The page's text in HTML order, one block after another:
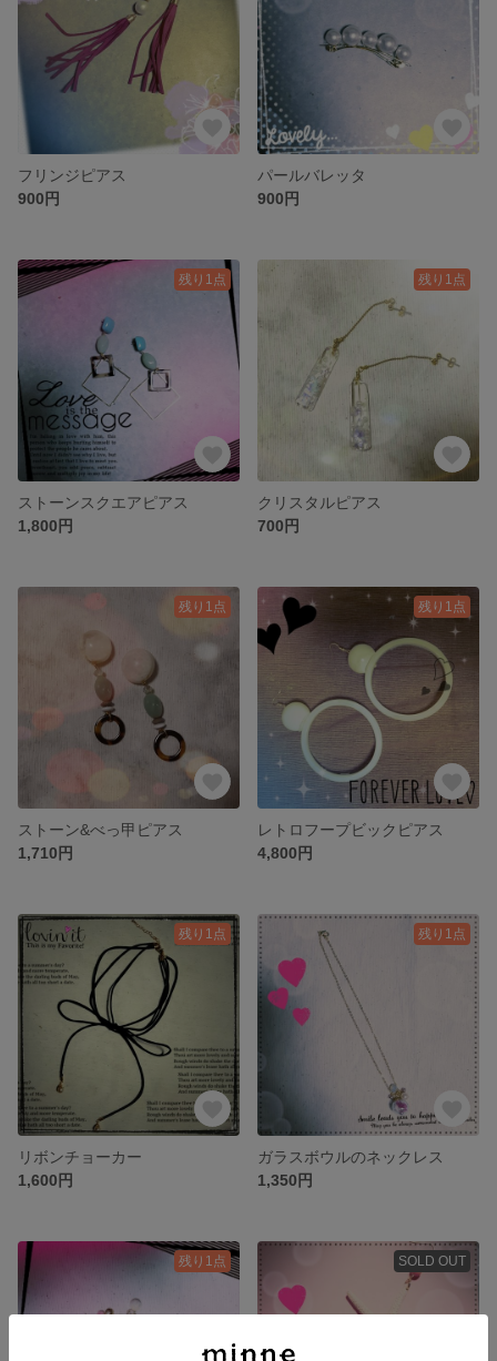
フリンジピアス
900円
パールバレッタ
900円
残り1点
ストーンスクエアピアス
1,800円
残り1点
クリスタルピアス
700円
残り1点
ストーン&べっ甲ピアス
1,710円
残り1点
レトロフープビックピアス
4,800円
残り1点
リボンチョーカー
1,600円
残り1点
ガラスボウルのネックレス
1,350円
残り1点 SOLD OUT